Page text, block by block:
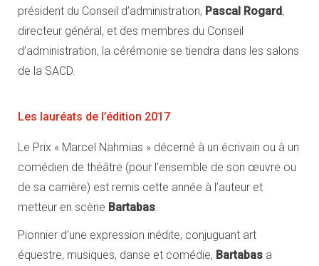
président du Conseil d’administration, Pascal Rogard,
directeur général, et des membres du Conseil
d’administration, la cérémonie se tiendra dans les salons
de la SACD.
Les lauréats de l’édition 2017
Le Prix « Marcel Nahmias » décerné à un écrivain ou à un
comédien de théâtre (pour l’ensemble de son œuvre ou
de sa carrière) est remis cette année à l’auteur et
metteur en scène Bartabas.
Pionnier d’une expression inédite, conjuguant art
équestre, musiques, danse et comédie, Bartabas a